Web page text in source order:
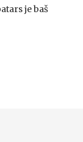
je baš